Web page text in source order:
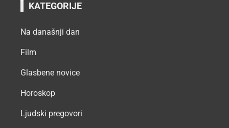
KATEGORIJE
Na današnji dan
Film
Glasbene novice
Horoskop
Ljudski pregovori